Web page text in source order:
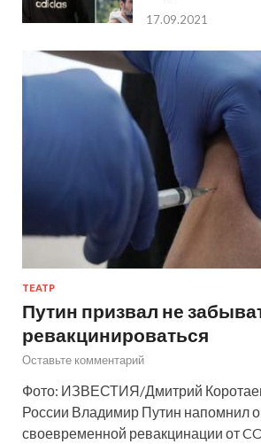
17.09.2021
ТЕАТР
Путин призвал не
ревакцинироваться
Оставьте комментарий
Фото: ИЗВЕСТИЯ/Дмитрий
России Владимир Путин напомнил
своевременной ревакцинации от